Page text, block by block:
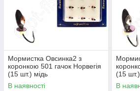
Мормистка Овсинка2 з
коронкою 501 гачок Норвегія
(15 шт.) мідь
В наявності
(15
В